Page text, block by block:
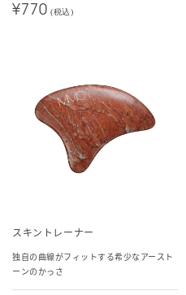
¥770 (税込)
スキントレーナー
独自の曲線がフィットする希少なアースト
ーンのかっさ